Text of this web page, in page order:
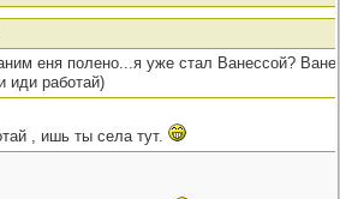
еня полено...я уже стал Ванессой?
иди работай)
, ишь ты села тут.